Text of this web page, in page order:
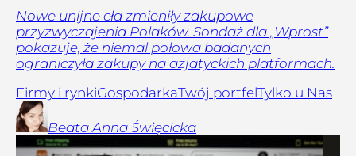
Nowe unijne cła zmieniły zakupowe
przyzwyczajenia Polaków. Sondaż dla „Wprost”
pokazuje, że niemal połowa badanych
ograniczyła zakupy na azjatyckich platformach.
Firmy i rynkiGospodarkaTwój portfelTylko u Nas
Beata Anna Święcicka